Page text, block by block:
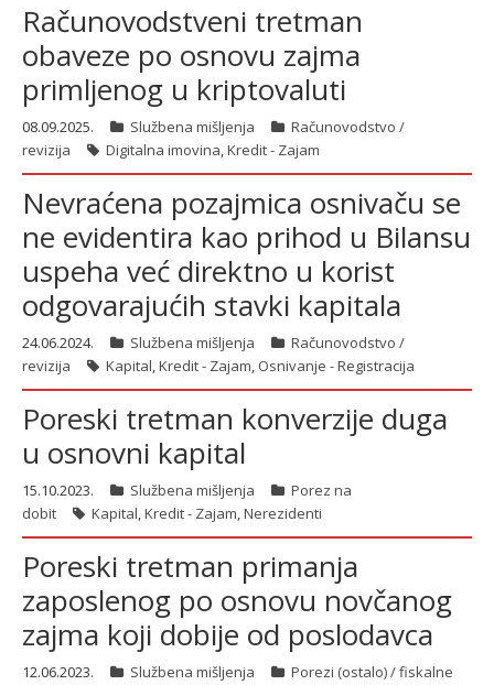
Računovodstveni tretman
obaveze po osnovu zajma
primljenog u kriptovaluti
08.09.2025. Službena mišljenja
Računovodstvo /
revizija
Digitalna imovina,Kredit - Zajam
Nevraćena pozajmica osnivaču se
ne evidentira kao prihod u Bilansu
uspeha već direktno u korist
odgovarajućih stavki kapitala
24.06.2024. Službena mišljenja
Računovodstvo /
revizija
Kapital,Kredit - Zajam, Osnivanje - Registracija
Poreski tretman konverzije duga
u osnovni kapital
15.10.2023. Službena mišljenja
Porez na
dobit
Kapital,Kredit - Zajam,Nerezidenti
Poreski tretman primanja
zaposlenog po osnovu novčanog
zajma koji dobije od poslodavca
12.06.2023. Službena mišljenja Porezi (ostalo) / fiskalne